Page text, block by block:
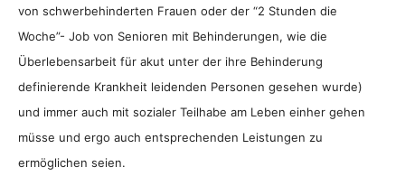
von schwerbehinderten Frauen oder der “2 Stunden die
Woche”- Job von Senioren mit Behinderungen, wie die
Überlebensarbeit für akut unter der ihre Behinderung
definierende Krankheit leidenden Personen gesehen wurde)
und immer auch mit sozialer Teilhabe am Leben einher gehen
müsse und ergo auch entsprechenden Leistungen zu
ermöglichen seien.